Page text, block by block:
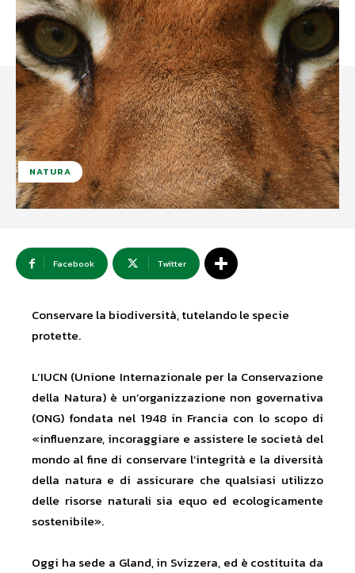
NATURA
Facebook Twitter
Conservare la biodiversità, tutelando le specie
protette.
L’IUCN (Unione Internazionale per la Conservazione
della Natura) è un’organizzazione non governativa
(ONG) fondata nel 1948 in Francia con lo scopo di
«influenzare, incoraggiare e assistere le società del
mondo al fine di conservare l’integrità e la diversità
della natura e di assicurare che qualsiasi utilizzo
delle risorse naturali sia equo ed ecologicamente
sostenibile».
Oggi ha sede a Gland, in Svizzera, ed è costituita da